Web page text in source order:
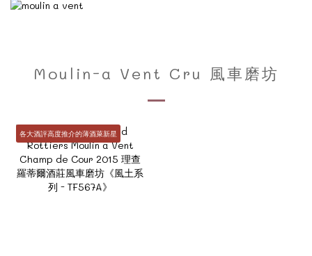
Moulin-a Vent Cru 風車磨坊
各大酒評高度推介的薄酒萊新星